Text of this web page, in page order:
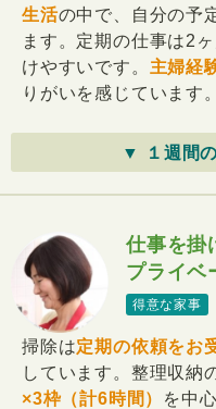
生活の中で、自分の予
ます。定期の仕事は2
けやすいです。 主婦経
りがいを感じています。
▼ １週間
仕事を掛
プライベ
得意な家事
掃除は定期の依頼をお
しています。整理収納
×3枠（計6時間）
を中